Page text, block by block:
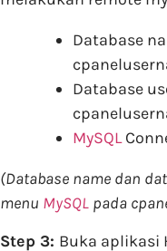
Database
Database
MySQL
(Database name dan
menu MySQL pada
Step 3: Buka aplikasi